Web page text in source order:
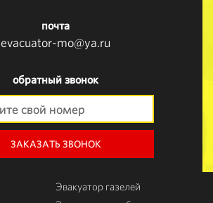
почта
evacuator-mo@ya.ru
обратный звонок
ЗАКАЗАТЬ ЗВОНОК
Эвакуатор газелей